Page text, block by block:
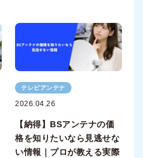
テレビアンテナ
2026.04.26
【納得】BSアンテナの価
格を知りたいなら見逃せな
い情報｜プロが教える実際